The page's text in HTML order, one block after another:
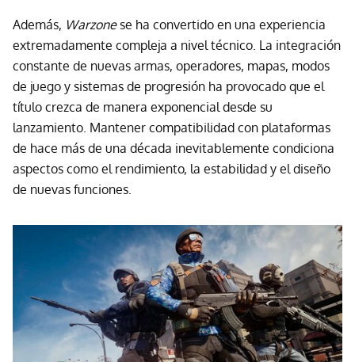
Además, Warzonese ha convertido en una experiencia
extremadamente compleja a nivel técnico. La integración
constante de nuevas armas, operadores, mapas, modos
de juego y sistemas de progresión ha provocado que el
título crezca de manera exponencial desde su
lanzamiento. Mantener compatibilidad con plataformas
de hace más de una década inevitablemente condiciona
aspectos como el rendimiento, la estabilidad y el diseño
de nuevas funciones.